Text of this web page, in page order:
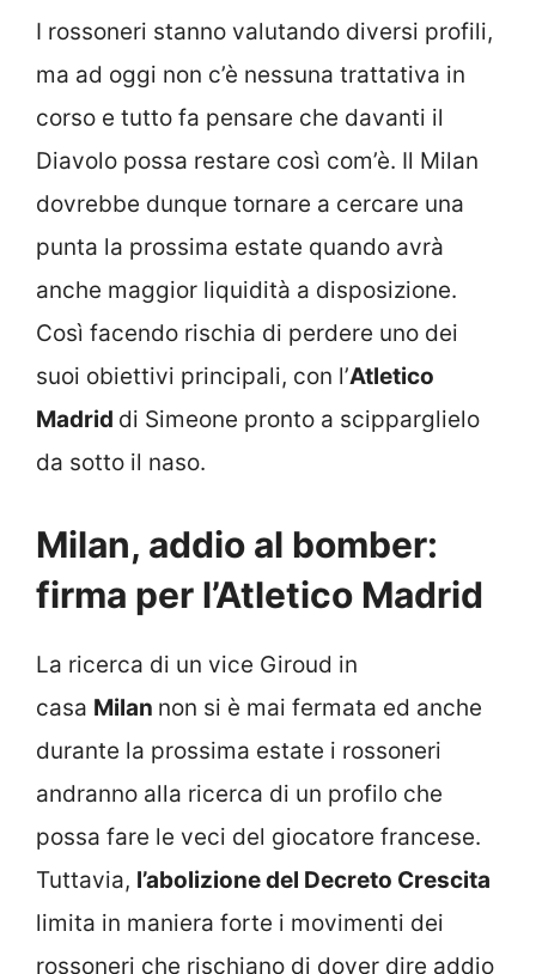
I rossoneri stanno valutando diversi profili,
ma ad oggi non c’è nessuna trattativa in
corso e tutto fa pensare che davanti il
Diavolo possa restare così com’è. Il Milan
dovrebbe dunque tornare a cercare una
punta la prossima estate quando avrà
anche maggior liquidità a disposizione.
Così facendo rischia di perdere uno dei
suoi obiettivi principali, con l’Atletico
Madrid di Simeone pronto a scipparglielo
da sotto il naso.
Milan, addio al bomber:
firma per l’Atletico Madrid
La ricerca di un vice Giroud in
casa Milan non si è mai fermata ed anche
durante la prossima estate i rossoneri
andranno alla ricerca di un profilo che
possa fare le veci del giocatore francese.
Tuttavia, l’abolizione del Decreto Crescita
limita in maniera forte i movimenti dei
rossoneri che rischiano di dover dire addio